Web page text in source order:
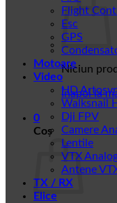
Niciun
Înapoi la
0
Coș
Flight
Esc
GPS
Motoare
Video
HD
Walksnail
Dji FPV
Camere
Lentile
VTX
Antene
TX / RX
Elice